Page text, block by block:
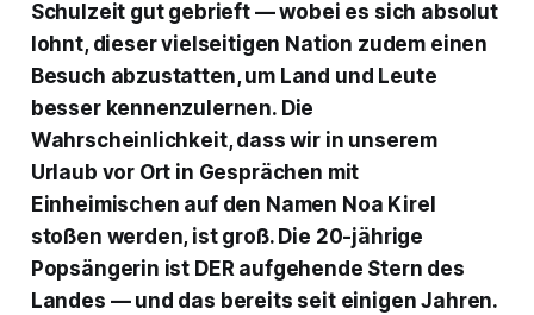
Schulzeit gut gebrieft — wobei es sich absolut
lohnt, dieser vielseitigen Nation zudem einen
Besuch abzustatten, um Land und Leute
besser kennenzulernen. Die
Wahrscheinlichkeit, dass wir in unserem
Urlaub vor Ort in Gesprächen mit
Einheimischen auf den Namen Noa Kirel
stoßen werden, ist groß. Die 20-jährige
Popsängerin ist DER aufgehende Stern des
Landes — und das bereits seit einigen Jahren.